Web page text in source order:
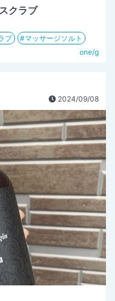
クラブ
ブ
マッサージソルト
one/g
2024/09/08